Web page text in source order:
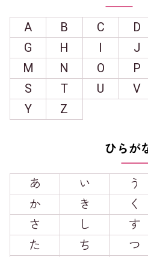
A B C D
G
H I J
M
N O P
S
T U V
Y
Z
ひらが
あ い う
か
き く
さ
し す
た
ち つ